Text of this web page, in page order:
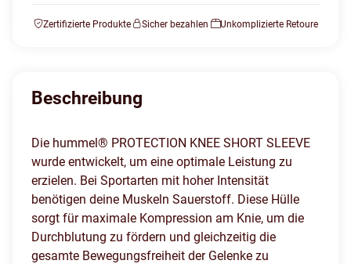
Zertifizierte Produkte Sicher bezahlen Unkomplizierte Retoure
Beschreibung
Die hummel® PROTECTION KNEE SHORT SLEEVE
wurde entwickelt, um eine optimale Leistung zu
erzielen. Bei Sportarten mit hoher Intensität
benötigen deine Muskeln Sauerstoff. Diese Hülle
sorgt für maximale Kompression am Knie, um die
Durchblutung zu fördern und gleichzeitig die
gesamte Bewegungsfreiheit der Gelenke zu